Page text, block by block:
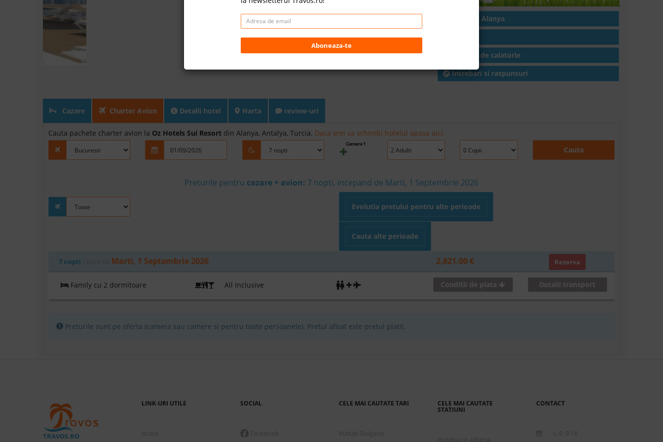
Hoteluri in Alanya
Conditii de calatorie
Intrebari si raspunsuri
Cazare Charter Avion Detalii hotel Harta review-uri
Cauta pachete charter avion la Oz Hotels Sui Resort din Alanya, Antalya, Turcia. Daca vrei sa schimbi hotelul apasa aici.
Camera 1
Cauta
Preturile pentru cazare + avion: 7 nopti, incepand de Marti, 1 Septembrie 2026
Evolutia pretului pentru alte perioade
Cauta alte perioade
7 nopti Marti, 1 Septembrie 2026 2,821.00 € Rezerva
Family cu 2 dormitoare All Inclusive Conditii de plata Detalii transport
Preturile sunt pe oferta (camera sau camere si pentru toate persoanele). Pretul afisat este pretul platit.
Aboneaza-te
TRAVOS.RO
LINK-URI UTILE SOCIAL CELE MAI CAUTATE TARI CELE MAI CAUTATE
STATIUNI
CONTACT